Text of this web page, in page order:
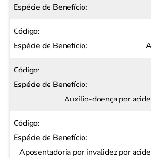
Auxílio-doença por
Aposentadoria por invalidez por